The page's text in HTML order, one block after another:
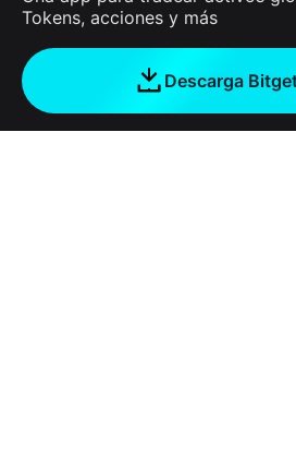
Tokens, acciones y más
Descarga